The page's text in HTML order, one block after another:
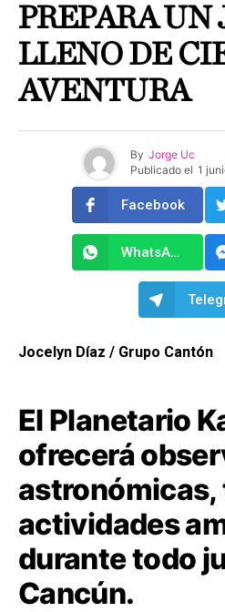
PREPARA
LLENO DE
AVENTURA
By Jorge Uc
Publicado el 1
Facebook
WhatsApp
Jocelyn Díaz / Grupo Cantón
El Planetario
ofrecerá
astronómicas,
actividades
durante todo
Cancún.